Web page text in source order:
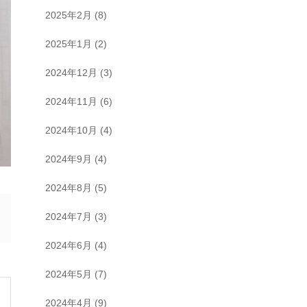
2025年2月 (8)
2025年1月 (2)
2024年12月 (3)
2024年11月 (6)
2024年10月 (4)
2024年9月 (4)
2024年8月 (5)
2024年7月 (3)
2024年6月 (4)
2024年5月 (7)
2024年4月 (9)